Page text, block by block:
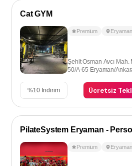
Cat GYM
Premium Eryaman
Şehit Osman Avcı
50/A-65 Eryaman/
%10 İndirim Ücretsiz
PilateSystem Eryaman -
Premium Eryaman